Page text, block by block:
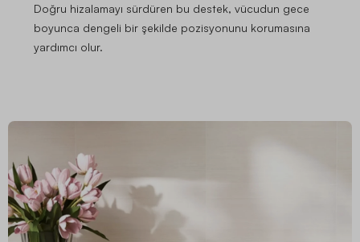
Doğru hizalamayı sürdüren bu destek, vücudun gece
boyunca dengeli bir şekilde pozisyonunu korumasına
yardımcı olur.